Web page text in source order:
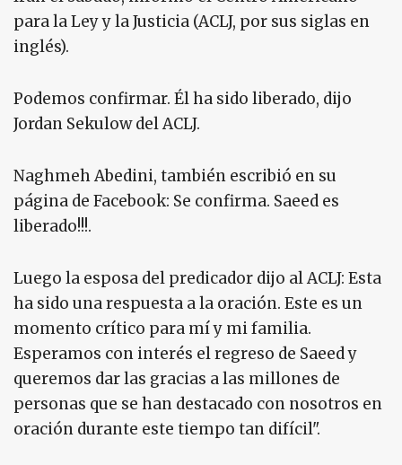
para la Ley y la Justicia (ACLJ, por sus siglas en
inglés).
Podemos confirmar. Él ha sido liberado, dijo
Jordan Sekulow del ACLJ.
Naghmeh Abedini, también escribió en su
página de Facebook: Se confirma. Saeed es
liberado!!!.
Luego la esposa del predicador dijo al ACLJ: Esta
ha sido una respuesta a la oración. Este es un
momento crítico para mí y mi familia.
Esperamos con interés el regreso de Saeed y
queremos dar las gracias a las millones de
personas que se han destacado con nosotros en
oración durante este tiempo tan difícil".